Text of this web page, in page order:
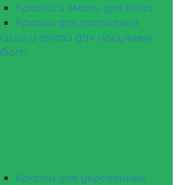
Краски и эмали для пола
Краски для потолков
и эмали для наружных
Краски для деревянных